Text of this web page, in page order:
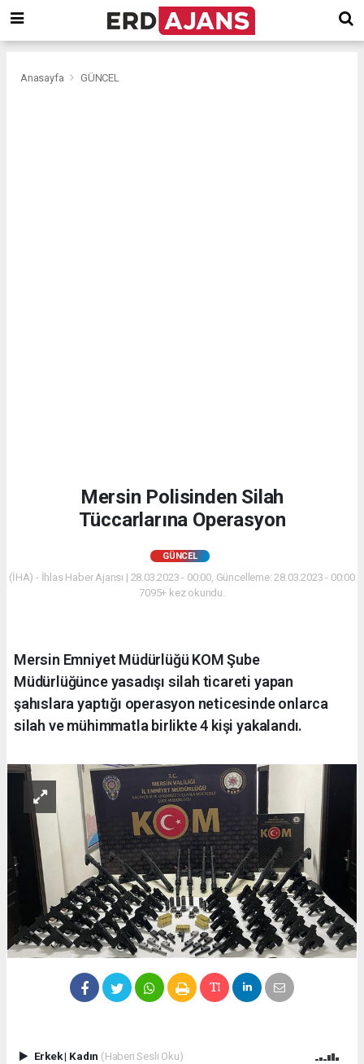
Anasayfa GÜNCEL
Mersin Polisinden Silah
Tüccarlarına Operasyon
GÜNCEL
(İHA) - İhlas Haber Ajansı | 28.03.2023 - 00:00, Güncelleme: 28.03.2023 - 00:00
7095+ kez okundu.
Mersin Emniyet Müdürlüğü KOM Şube
Müdürlüğünce yasadışı silah ticareti yapan
şahıslara yaptığı operasyon neticesinde onlarca
silah ve mühimmatla birlikte 4 kişi yakalandı.
Erkek| Kadın (Haberi Sesli Oku)